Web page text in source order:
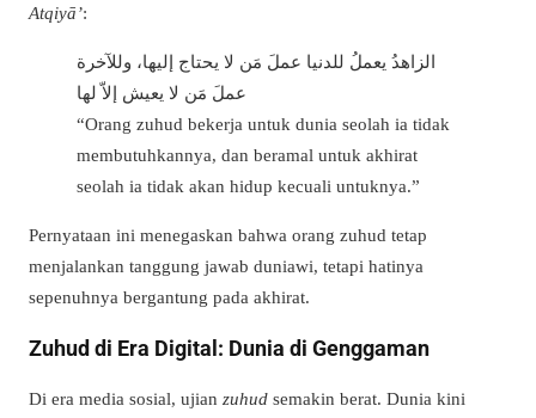
Atqiyā’:
الزاهدُ يعملُ للدنيا عملَ مَن لا يحتاج إليها، وللآخرة
عملَ مَن لا يعيش إلاّ لها
“Orang zuhud bekerja untuk dunia seolah ia tidak
membutuhkannya, dan beramal untuk akhirat
seolah ia tidak akan hidup kecuali untuknya.”
Pernyataan ini menegaskan bahwa orang zuhud tetap
menjalankan tanggung jawab duniawi, tetapi hatinya
sepenuhnya bergantung pada akhirat.
Zuhud di Era Digital: Dunia di Genggaman
Di era media sosial, ujian zuhud semakin berat. Dunia kini